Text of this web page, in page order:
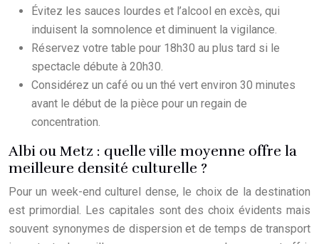
Évitez les sauces lourdes et l’alcool en excès, qui
induisent la somnolence et diminuent la vigilance.
Réservez votre table pour 18h30 au plus tard si le
spectacle débute à 20h30.
Considérez un café ou un thé vert environ 30 minutes
avant le début de la pièce pour un regain de
concentration.
Albi ou Metz : quelle ville moyenne offre la
meilleure densité culturelle ?
Pour un week-end culturel dense, le choix de la destination
est primordial. Les capitales sont des choix évidents mais
souvent synonymes de dispersion et de temps de transport